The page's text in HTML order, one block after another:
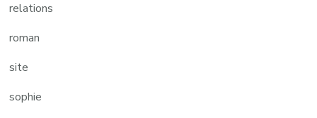
relations
roman
site
sophie